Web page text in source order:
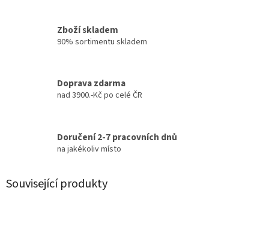
Zboží skladem
90% sortimentu skladem
Doprava zdarma
nad 3900.-Kč po celé ČR
Doručení 2-7 pracovních dnů
na jakékoliv místo
Související produkty